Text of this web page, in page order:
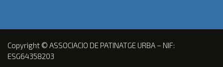
Copyright © ASSOCIACIO DE PATINATGE URBA – NIF:
ESG64358203